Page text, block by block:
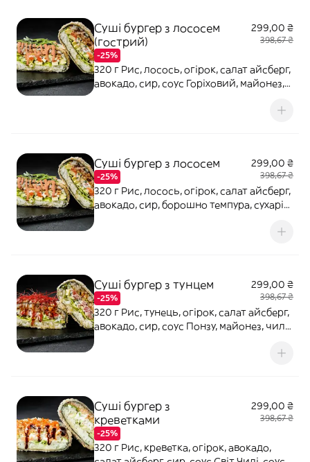
Суші бургер з лососем
(гострий)
-25%
299,00 ₴
398,67 ₴
320 г Рис, лосось, огірок, салат айсберг,
авокадо, сир, соус Горіховий, майонез,
темпура, борошно темпура, сухарі панко
Суші бургер з лососем
-25%
299,00 ₴
398,67 ₴
320 г Рис, лосось, огірок, салат айсберг,
авокадо, сир, борошно темпура, сухарі
Суші бургер з тунцем
-25%
299,00 ₴
398,67 ₴
320 г Рис, тунець, огірок, салат айсберг,
авокадо, сир, соус Понзу, майонез, чилі
Суші бургер з
креветками
-25%
299,00 ₴
398,67 ₴
320 г Рис, креветка, огірок, авокадо,